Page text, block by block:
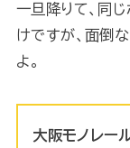
一旦降りて、同
けですが、面倒
よ。
大阪モノレ